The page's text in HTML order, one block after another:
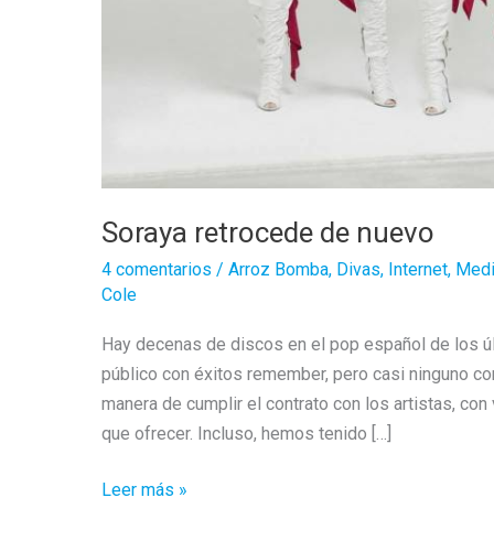
Soraya retrocede de nuevo
4 comentarios / Arroz Bomba, Divas, Internet,
Cole
Hay decenas de discos en el pop español de los
público con éxitos remember, pero casi ninguno
manera de cumplir el contrato con los artistas,
que ofrecer. Incluso, hemos tenido […]
Soraya
Leer más »